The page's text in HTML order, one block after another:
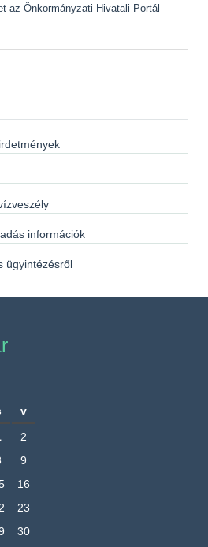
az Önkormányzati Hivatali Portál
információk
ügyintézésről
v
2
9
16
23
30